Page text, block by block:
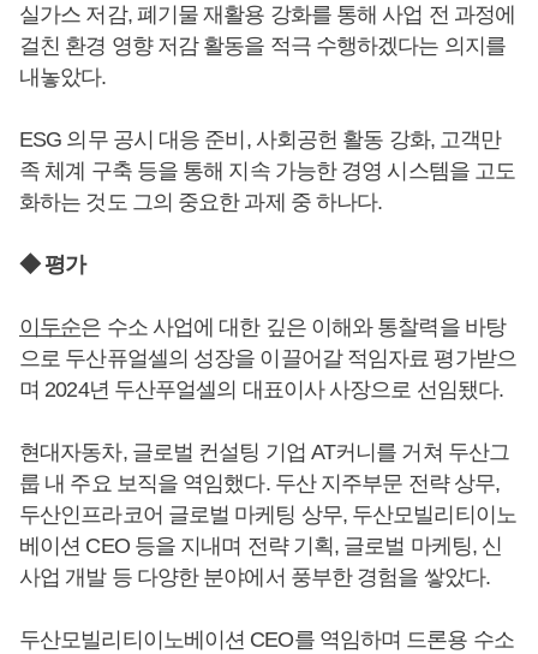
실가스 저감, 폐기물 재활용 강화를 통해 사업 전 과정에
걸친 환경 영향 저감 활동을 적극 수행하겠다는 의지를
내놓았다.
ESG 의무 공시 대응 준비, 사회공헌 활동 강화, 고객만
족 체계 구축 등을 통해 지속 가능한 경영 시스템을 고도
화하는 것도 그의 중요한 과제 중 하나다.
◆ 평가
이두순은 수소 사업에 대한 깊은 이해와 통찰력을 바탕
으로 두산퓨얼셀의 성장을 이끌어갈 적임자료 평가받으
며 2024년 두산푸얼셀의 대표이사 사장으로 선임됐다.
현대자동차, 글로벌 컨설팅 기업 AT커니를 거쳐 두산그
룹 내 주요 보직을 역임했다. 두산 지주부문 전략 상무,
두산인프라코어 글로벌 마케팅 상무, 두산모빌리티이노
베이션 CEO 등을 지내며 전략 기획, 글로벌 마케팅, 신
사업 개발 등 다양한 분야에서 풍부한 경험을 쌓았다.
두산모빌리티이노베이션 CEO를 역임하며 드론용 수소